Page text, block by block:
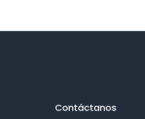
Contáctanos